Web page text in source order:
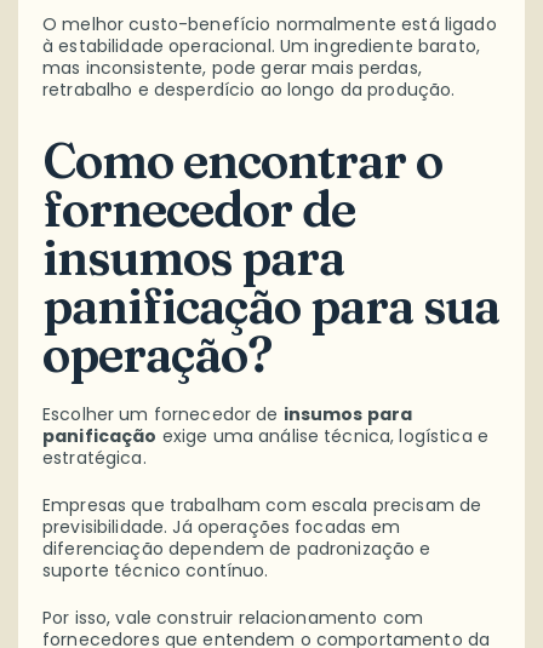
O melhor custo-benefício normalmente está ligado
à estabilidade operacional. Um ingrediente barato,
mas inconsistente, pode gerar mais perdas,
retrabalho e desperdício ao longo da produção.
Como encontrar o
fornecedor de
insumos para
panificação para sua
operação?
Escolher um fornecedor de insumos para
panificação exige uma análise técnica, logística e
estratégica.
Empresas que trabalham com escala precisam de
previsibilidade. Já operações focadas em
diferenciação dependem de padronização e
suporte técnico contínuo.
Por isso, vale construir relacionamento com
fornecedores que entendem o comportamento da